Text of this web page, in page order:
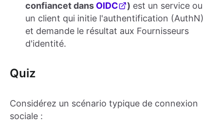
confiancet dans OIDC ) est un service ou
un client qui initie l'authentification (AuthN)
et demande le résultat aux Fournisseurs
d'identité.
Quiz
Considérez un scénario typique de connexion
sociale :